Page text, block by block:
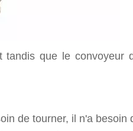
tandis que le convoyeur
de tourner, il n'a besoin